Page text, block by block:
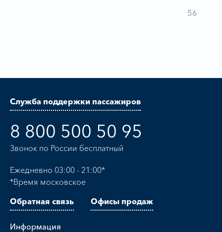
56
Служба поддержки пассажиров
8 800 500 50 95
Звонок по России бесплатный
Ежедневно 03:00 - 21:00*
*Время московское
Обратная связь
Офисы продаж
Информация